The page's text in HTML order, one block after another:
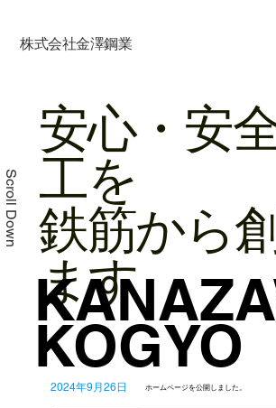
​株式会社金澤鋼業
安心・安
工を
鉄筋から
ます
Scroll Down
KOGYO
KOGYO
2024年9月26日 ホームページを公開しました。